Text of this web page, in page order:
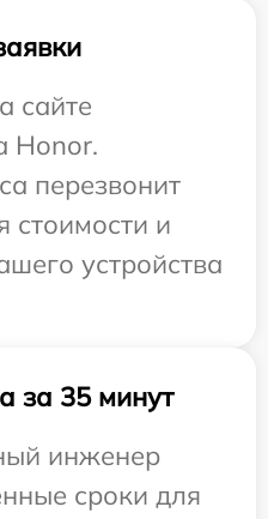
сайте
Honor.
перезвонит
стоимости и
устройства
за 35 минут
инженер
сроки для